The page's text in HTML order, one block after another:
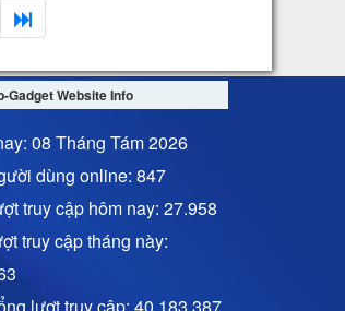
Gadget Website Info
08 Tháng Tám 2026
dùng online: 847
truy cập hôm nay: 27.958
truy cập tháng này: